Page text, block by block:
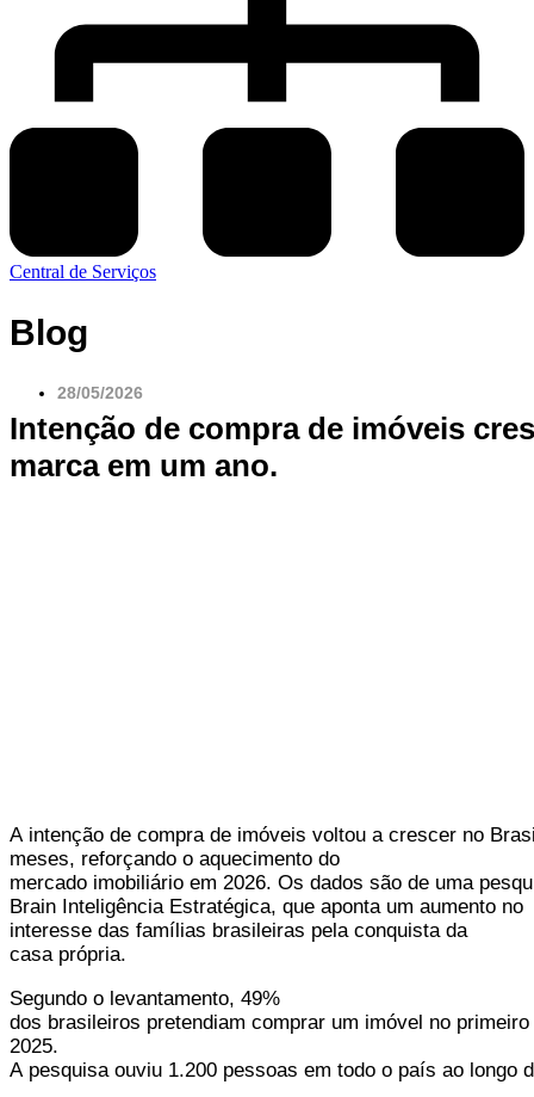
Central de Serviços
Blog
28/05/2026
Intenção de compra de imóveis
marca em um ano.
A intenção de compra de imóveis voltou a crescer no
meses, reforçando o aquecimento do
mercado imobiliário em 2026. Os dados são de uma
Brain Inteligência Estratégica, que aponta um aumento no
interesse das famílias brasileiras pela conquista da
casa própria.
Segundo o levantamento, 49%
dos brasileiros pretendiam comprar um imóvel no
2025.
A pesquisa ouviu 1.200 pessoas em todo o país ao longo